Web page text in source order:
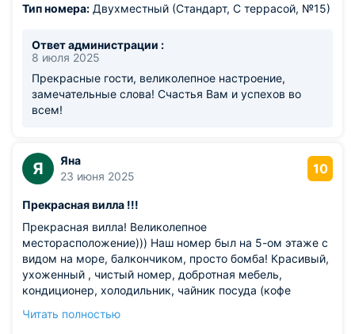
Тип номера: Двухместный (Стандарт, С террасой, №15)
Ответ администрации :
8 июля 2025
Прекрасные гости, великолепное настроение,
замечательные слова! Счастья Вам и успехов во
всем!
Я
Яна
23 июня 2025
10
Прекрасная вилла !!!
Прекрасная вилла! Великолепное
месторасположение))) Наш номер был на 5-ом этаже с
видом на море, балкончиком, просто бомба! Красивый,
ухоженный , чистый номер, добротная мебель,
кондиционер, холодильник, чайник посуда (кофе
полотенца, постельное . На территории очень красиво,
Читать полностью